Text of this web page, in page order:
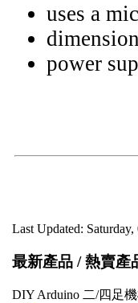
uses a
power
Last Updated:
最新產品 / 熱賣產
DIY Arduino 二/四足機